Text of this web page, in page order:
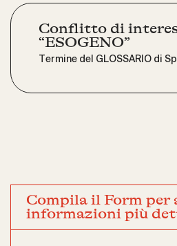
Conflitto di
“ESOGENO”
Termine del GLOSSARIO di
Compila il Form per
informazioni più